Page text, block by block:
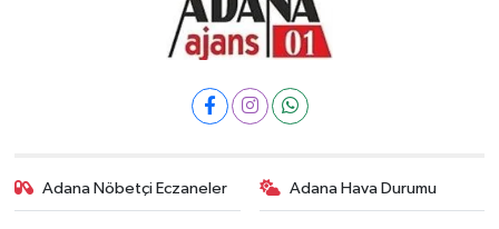
Adana Nöbetçi Eczaneler Adana Hava Durumu